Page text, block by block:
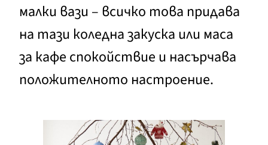
малки вази – всичко това придава
на тази коледна закуска или маса
за кафе спокойствие и насърчава
положителното настроение.